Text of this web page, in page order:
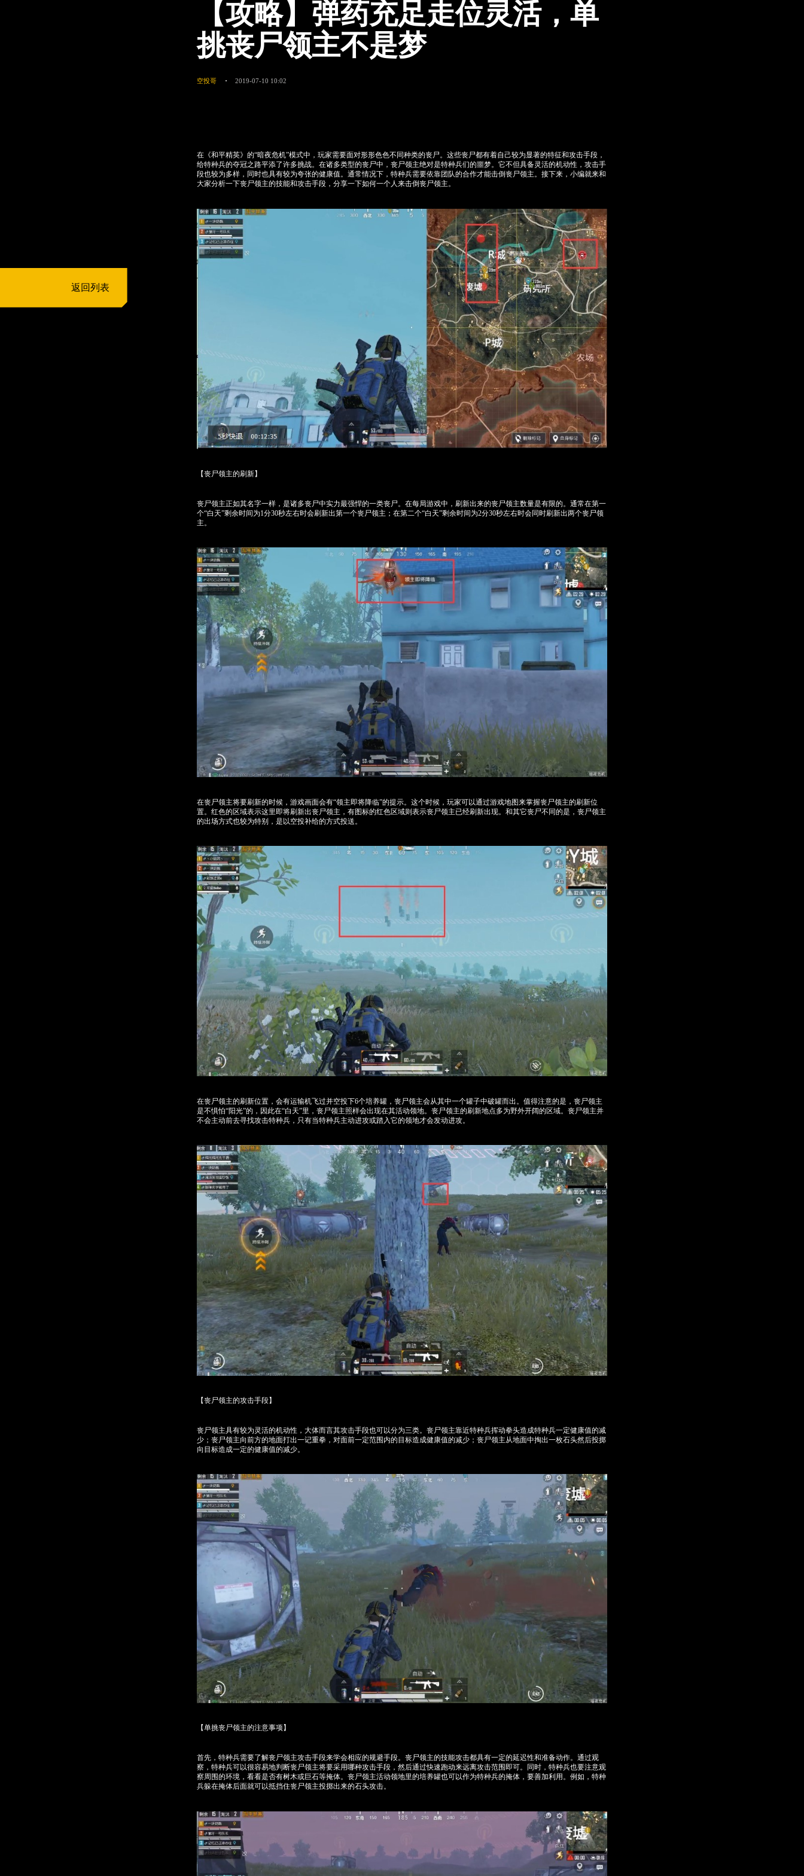
返回列表
【攻略】弹药充足走位灵活，单
挑丧尸领主不是梦
空投哥 2019-07-10 10:02
在《和平精英》的“暗夜危机”模式中，玩家需要面对形形色色不同种类的丧尸。这些丧尸都有着自己较为显著的特征和攻击手段，
给特种兵的夺冠之路平添了许多挑战。在诸多类型的丧尸中，丧尸领主绝对是特种兵们的噩梦。它不但具备灵活的机动性，攻击手
段也较为多样，同时也具有较为夸张的健康值。通常情况下，特种兵需要依靠团队的合作才能击倒丧尸领主。接下来，小编就来和
大家分析一下丧尸领主的技能和攻击手段，分享一下如何一个人来击倒丧尸领主。
【丧尸领主的刷新】
丧尸领主正如其名字一样，是诸多丧尸中实力最强悍的一类丧尸。在每局游戏中，刷新出来的丧尸领主数量是有限的。通常在第一
个“白天”剩余时间为1分30秒左右时会刷新出第一个丧尸领主；在第二个“白天”剩余时间为2分30秒左右时会同时刷新出两个丧尸领
主。
在丧尸领主将要刷新的时候，游戏画面会有“领主即将降临”的提示。这个时候，玩家可以通过游戏地图来掌握丧尸领主的刷新位
置。红色的区域表示这里即将刷新出丧尸领主，有图标的红色区域则表示丧尸领主已经刷新出现。和其它丧尸不同的是，丧尸领主
的出场方式也较为特别，是以空投补给的方式投送。
在丧尸领主的刷新位置，会有运输机飞过并空投下6个培养罐，丧尸领主会从其中一个罐子中破罐而出。值得注意的是，丧尸领主
是不惧怕“阳光”的，因此在“白天”里，丧尸领主照样会出现在其活动领地。丧尸领主的刷新地点多为野外开阔的区域。丧尸领主并
不会主动前去寻找攻击特种兵，只有当特种兵主动进攻或踏入它的领地才会发动进攻。
【丧尸领主的攻击手段】
丧尸领主具有较为灵活的机动性，大体而言其攻击手段也可以分为三类。丧尸领主靠近特种兵挥动拳头造成特种兵一定健康值的减
少；丧尸领主向前方的地面打出一记重拳，对面前一定范围内的目标造成健康值的减少；丧尸领主从地面中掏出一枚石头然后投掷
向目标造成一定的健康值的减少。
【单挑丧尸领主的注意事项】
首先，特种兵需要了解丧尸领主攻击手段来学会相应的规避手段。丧尸领主的技能攻击都具有一定的延迟性和准备动作。通过观
察，特种兵可以很容易地判断丧尸领主将要采用哪种攻击手段，然后通过快速跑动来远离攻击范围即可。同时，特种兵也要注意观
察周围的环境，看看是否有树木或巨石等掩体。丧尸领主活动领地里的培养罐也可以作为特种兵的掩体，要善加利用。例如，特种
兵躲在掩体后面就可以抵挡住丧尸领主投掷出来的石头攻击。